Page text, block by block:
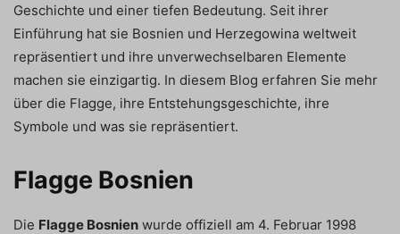
Geschichte und einer tiefen Bedeutung. Seit ihrer
Einführung hat sie Bosnien und Herzegowina weltweit
repräsentiert und ihre unverwechselbaren Elemente
machen sie einzigartig. In diesem Blog erfahren Sie mehr
über die Flagge, ihre Entstehungsgeschichte, ihre
Symbole und was sie repräsentiert.
Flagge Bosnien
Die Flagge Bosnien wurde offiziell am 4. Februar 1998